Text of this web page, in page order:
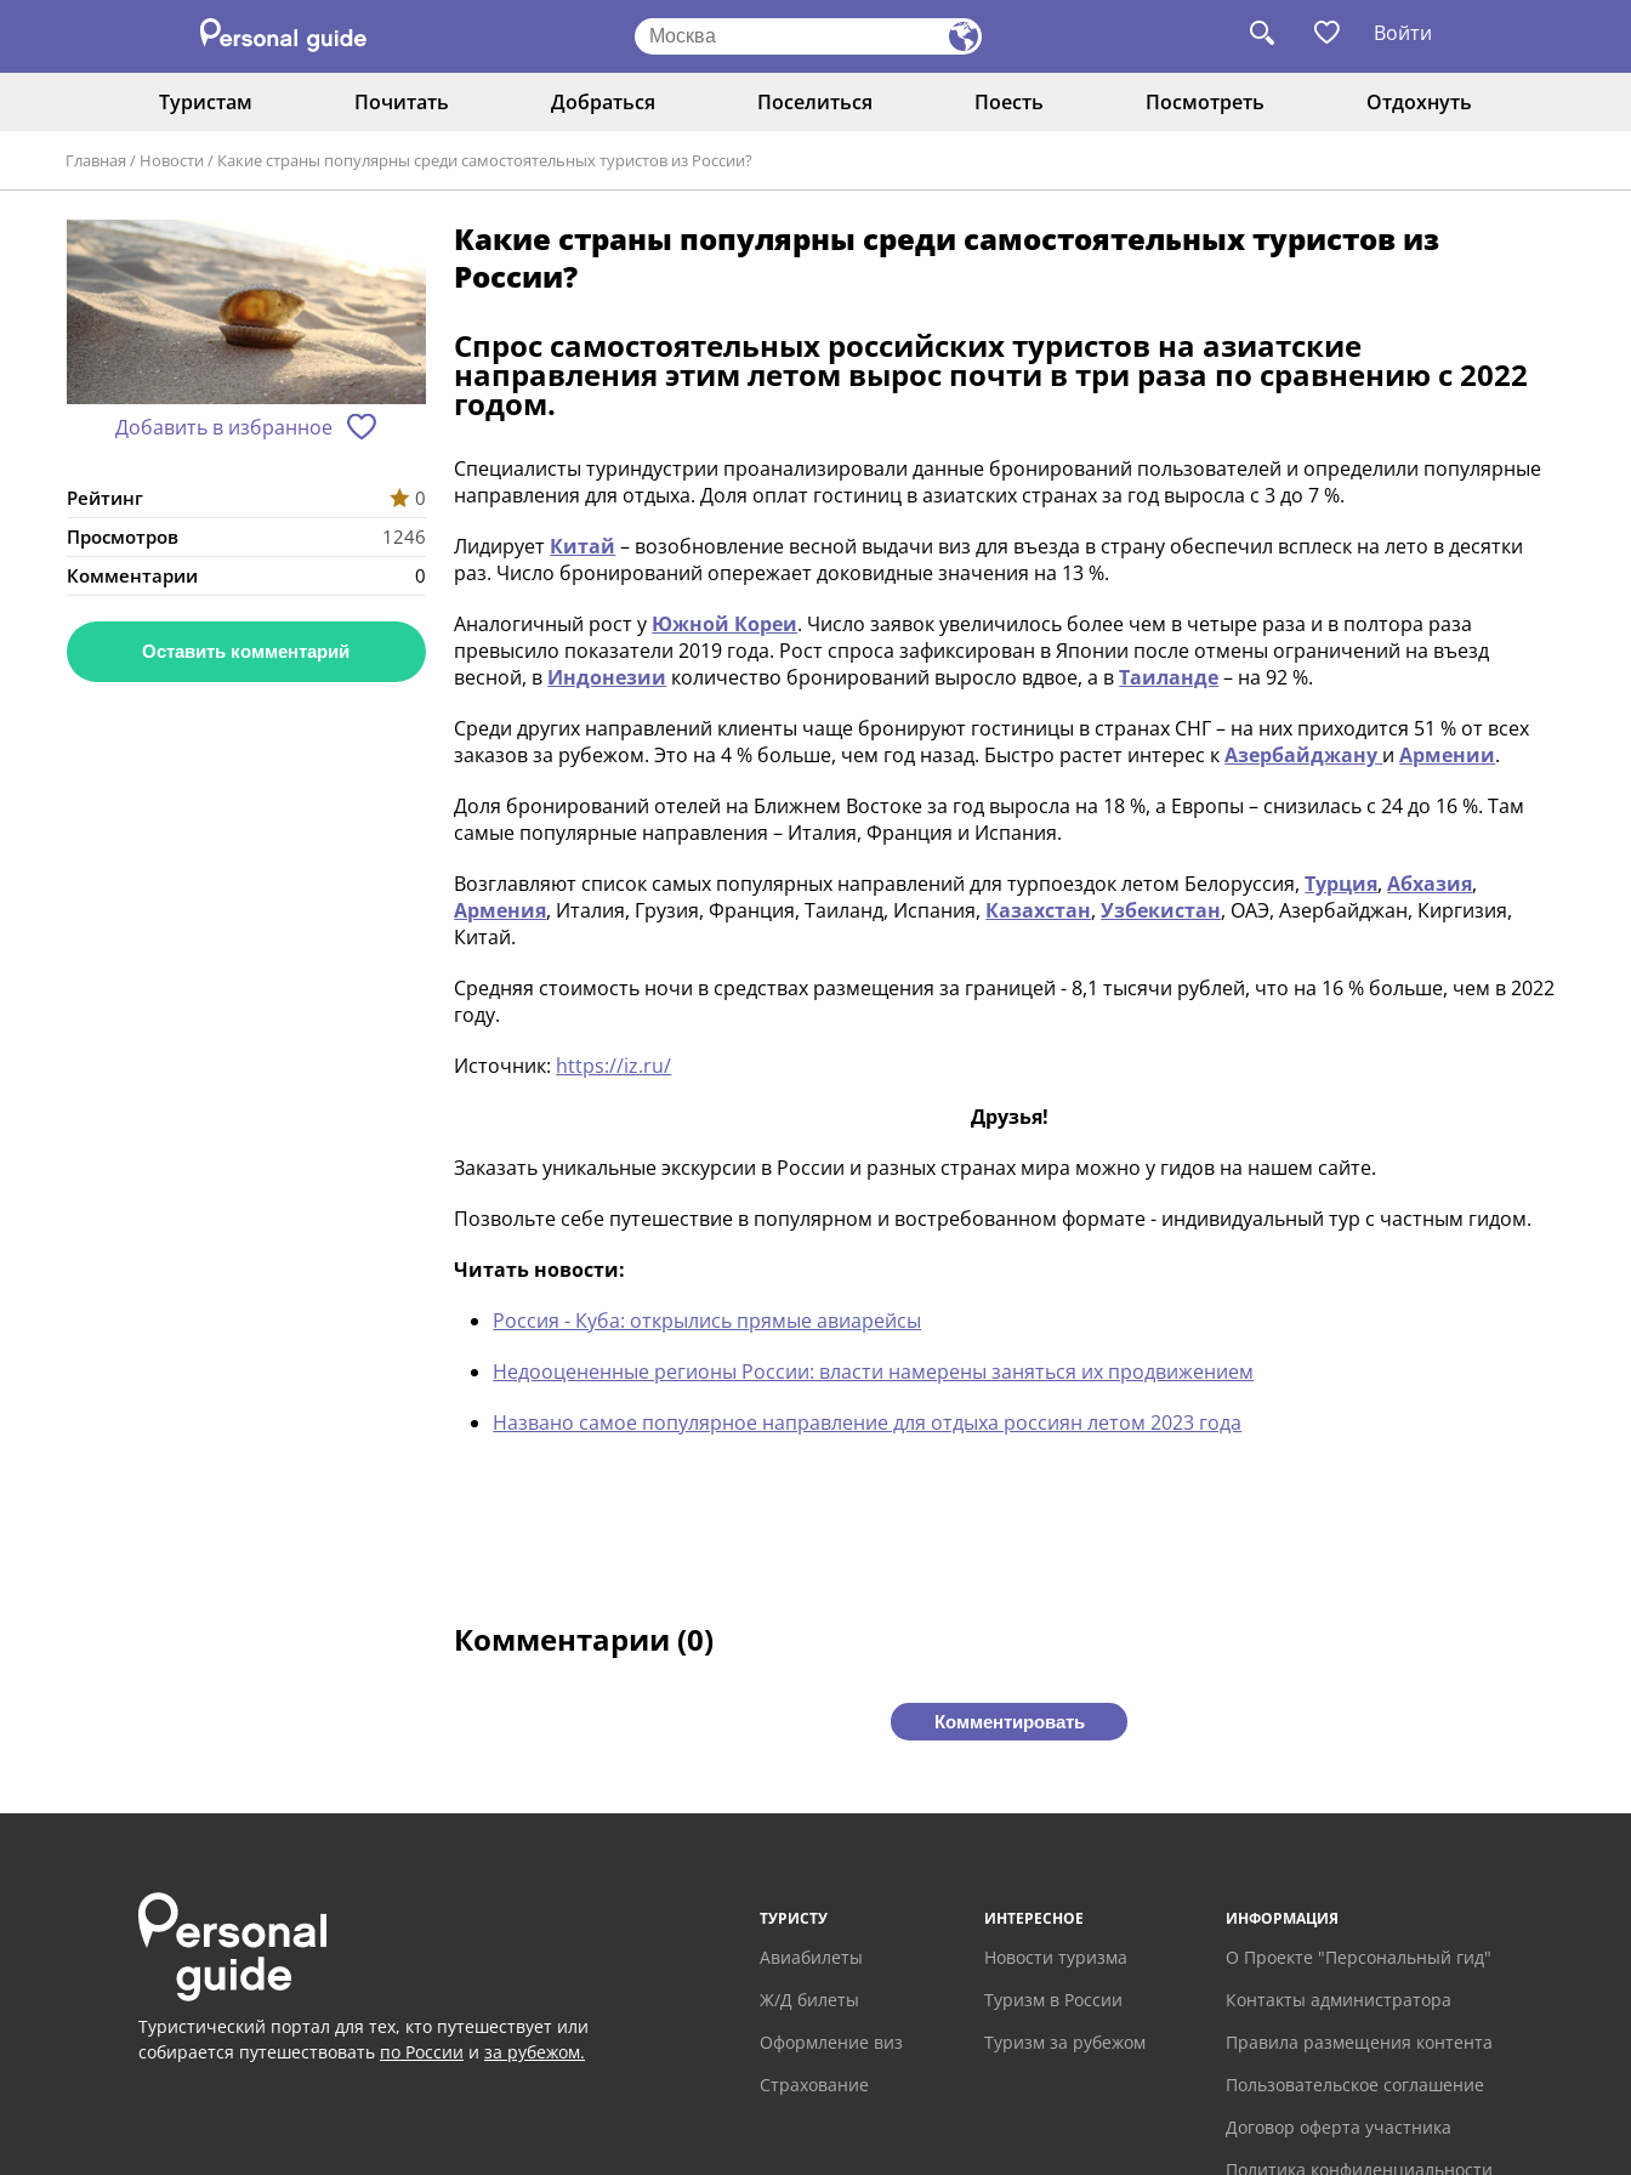
Войти
Туристам Почитать Добраться Поселиться Поесть Посмотреть Отдохнуть
Главная / Новости / Какие страны популярны среди самостоятельных туристов из России?
Добавить в избранное
Рейтинг
0
Просмотров
1246
Комментарии
0
Оставить комментарий
Какие страны популярны среди самостоятельных туристов из
России?
Спрос самостоятельных российских туристов на азиатские
направления этим летом вырос почти в три раза по сравнению с 2022
годом.
Специалисты туриндустрии проанализировали данные бронирований пользователей и определили популярные
направления для отдыха. Доля оплат гостиниц в азиатских странах за год выросла с 3 до 7 %.
Лидирует Китай – возобновление весной выдачи виз для въезда в страну обеспечил всплеск на лето в десятки
раз. Число бронирований опережает доковидные значения на 13 %.
Аналогичный рост у Южной Кореи. Число заявок увеличилось более чем в четыре раза и в полтора раза
превысило показатели 2019 года. Рост спроса зафиксирован в Японии после отмены ограничений на въезд
весной, в Индонезии количество бронирований выросло вдвое, а вТаиланде– на 92 %.
Среди других направлений клиенты чаще бронируют гостиницы в странах СНГ – на них приходится 51 % от всех
заказов за рубежом. Это на 4 % больше, чем год назад. Быстро растет интерес кАзербайджану и Армении.
Доля бронирований отелей на Ближнем Востоке за год выросла на 18 %, а Европы – снизилась с 24 до 16 %. Там
самые популярные направления – Италия, Франция и Испания.
Возглавляют список самых популярных направлений для турпоездок летом Белоруссия,Турция,Абхазия,
Армения, Италия, Грузия, Франция, Таиланд, Испания, Казахстан,Узбекистан, ОАЭ, Азербайджан, Киргизия,
Китай.
Средняя стоимость ночи в средствах размещения за границей - 8,1 тысячи рублей, что на 16 % больше, чем в 2022
году.
Источник: https://iz.ru/
Друзья!
Заказать уникальные экскурсии в России и разных странах мира можно у гидов на нашем сайте.
Позвольте себе путешествие в популярном и востребованном формате - индивидуальный тур с частным гидом.
Читать новости:
Россия - Куба: открылись прямые авиарейсы
Недооцененные регионы России: власти намерены заняться их продвижением
Названо самое популярное направление для отдыха россиян летом 2023 года
Комментарии (0)
Комментировать
Туристический портал для тех, кто путешествует или
собирается путешествовать по России и за рубежом.
ТУРИСТУ
Авиабилеты
Ж/Д билеты
Оформление виз
Страхование
ИНТЕРЕСНОЕ
Новости туризма
Туризм в России
Туризм за рубежом
ИНФОРМАЦИЯ
О Проекте "Персональный гид"
Контакты администратора
Правила размещения контента
Пользовательское соглашение
Договор оферта участника
Политика конфиденциальности